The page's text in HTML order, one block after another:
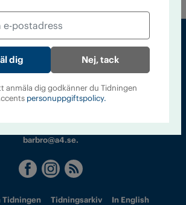
tidning om droger och nykterhet
A4, Bondegatan 21, 116 33 Stockholm
barbro@a4.se.
Tidningen Tidningsarkiv In English
Nej, tack
anmäla dig godkänner du Tidningen
personuppgiftspolicy.